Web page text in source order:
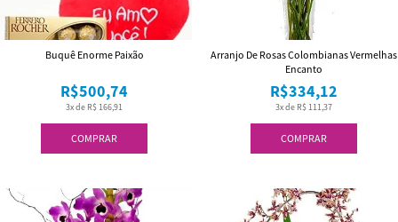
COMPRAR
3x de R$ 166,91
R$500,74
Buquê Enorme Paixão
COMPRAR
3x de R$ 111,37
R$334,12
Arranjo De Rosas Colombianas Vermelhas
Encanto